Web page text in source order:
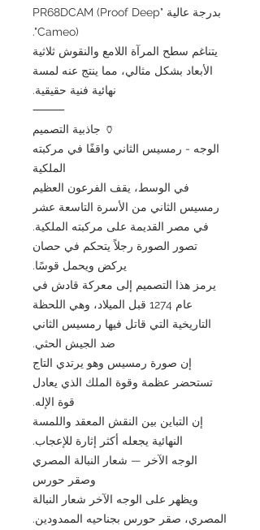
بدرجة عالية "PR68DCAM (Proof Deep
Cameo)".
يتناغم سطح المرآة اللامع والنقوش ثلاثية
الأبعاد بشكل مثالي، مما ينتج عنه لمسة
نهائية فنية حقيقية.
⸻
🏺 جاذبية التصميم
الوجه - رمسيس الثاني واقفًا في مركبته
الملكية
في الوسط، يقف الفرعون العظيم
رمسيس الثاني من الأسرة التاسعة عشر
في مصر القديمة على مركبته الملكية.
تصور الصورة رجلاً يتحكم في حصان
يركض ويحمل قوسًا.
يرمز هذا التصميم إلى معركة قادش في
عام 1274 قبل الميلاد، وهي اللحظة
التاريخية التي قاتل فيها رمسيس الثاني
ضد الجيش الحثي.
إن صورة رمسيس وهو يرتدي التاج
تستحضر عظمة وقوة الملك الذي يعادل
قوة الإله.
إن التباين بين النقش المعقد واللمسة
النهائية يجعله أكثر إثارة للإعجاب.
الوجه الآخر — شعار النبالة المصري
وصقر حورس
ويظهر على الوجه الآخر شعار النبالة
المصري، صقر حورس بجناحيه الممدودين.